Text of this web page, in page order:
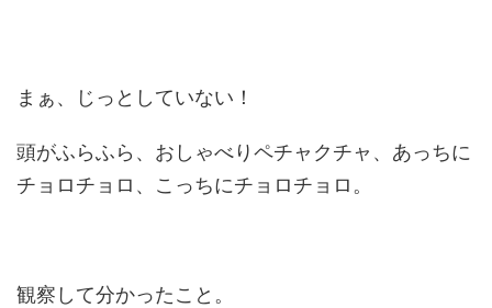
まぁ、じっとしていない！
頭がふらふら、おしゃべりペチャクチャ、あっちに
チョロチョロ、こっちにチョロチョロ。
観察して分かったこと。